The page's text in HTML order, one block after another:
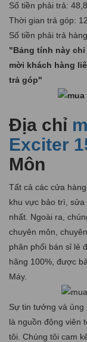
Số tiền phải trả:
Thời gian trả góp:
Số tiền phải trả
"Bảng tính này
mời khách hàng
trả góp"
Địa chỉ
Exciter
Môn
Tất cả các cửa
khu vực bảo trì,
nhất. Ngoài ra,
chuyên môn,
phân phối bán sỉ lẻ
hãng 100%, được
Máy.
Sự tin tưởng và ủng
là nguồn động viên
tôi. Chúng tôi cam